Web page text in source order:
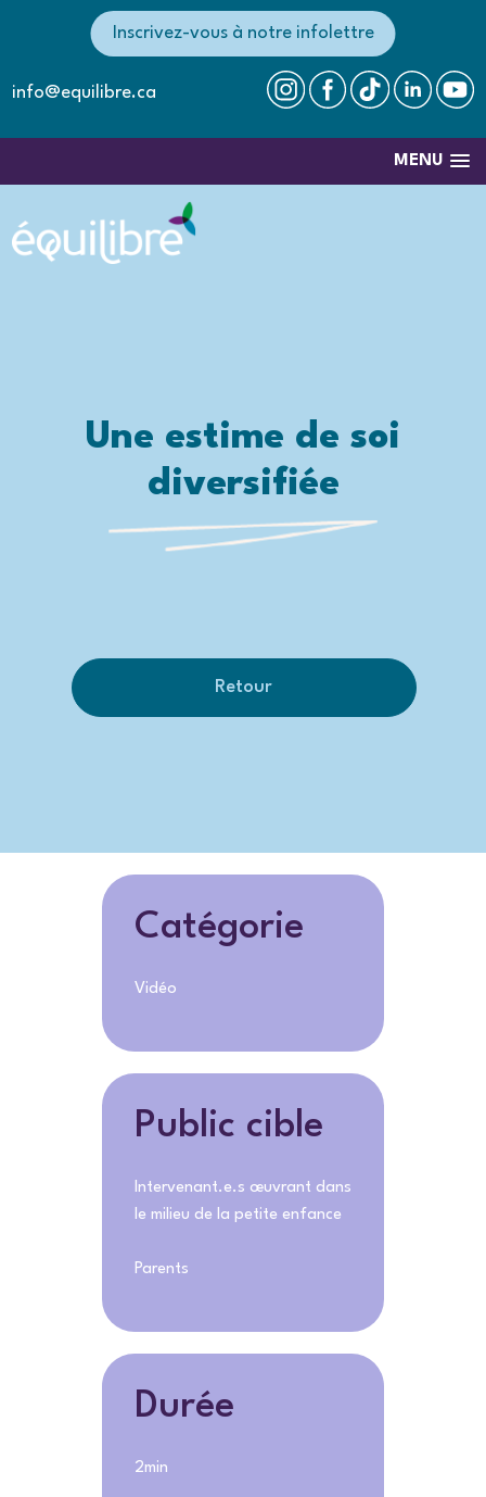
info@equilibre.ca
Inscrivez-vous à notre infolettre
MENU
Une estime de soi
diversifiée
Retour
Catégorie
Vidéo
Public cible
Intervenant.e.s œuvrant dans
le milieu de la petite enfance
Parents
Durée
2min